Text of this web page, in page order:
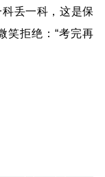
丢一科，这是保
笑拒绝：“考完再